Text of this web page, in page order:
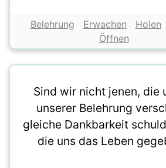
Belehrung Erwachen Holen
Öffnen
Sind wir nicht jenen, die
unserer Belehrung
gleiche Dankbarkeit
die uns das Leben